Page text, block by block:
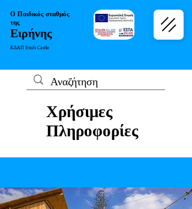
Ο Παιδικός σταθμός
της
Ειρήνης
ΚΔΑΠ Irini's Castle
Χρήσιμες
Πληροφορίες